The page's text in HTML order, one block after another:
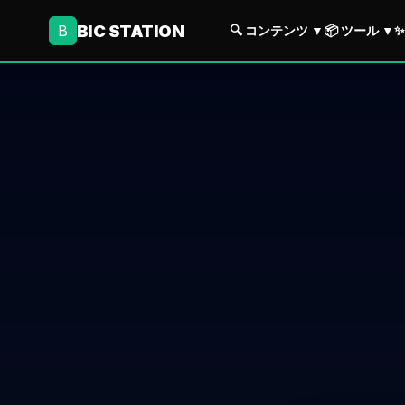
B BIC STATION 🔍 コンテンツ ▼ 📦 ツール▼